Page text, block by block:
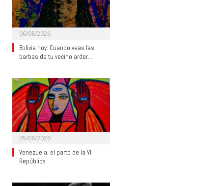
06/08/2026
Bolivia hoy: Cuando veas las
barbas de tu vecino arder…
05/08/2026
Venezuela: el parto de la VI
República